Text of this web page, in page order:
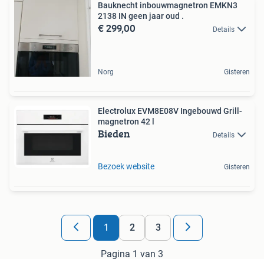
Bauknecht inbouwmagnetron EMKN3
2138 IN geen jaar oud .
€ 299,00 Details
Norg Gisteren
Electrolux EVM8E08V Ingebouwd Grill-
magnetron 42 l
Bieden Details
Bezoek website Gisteren
1 2 3
Pagina 1 van 3